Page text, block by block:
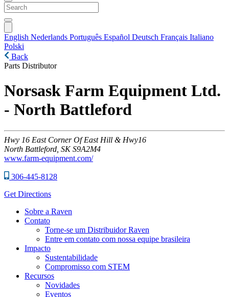
English Nederlands Português Español Deutsch Français Italiano
Polski
Back
Parts Distributor
Norsask Farm Equipment Ltd.
- North Battleford
Hwy 16 East Corner Of East Hill & Hwy16
North Battleford, SK S9A2M4
www.farm-equipment.com/
306-445-8128
Get Directions
Sobre a Raven
Contato
Torne-se um Distribuidor Raven
Entre em contato com nossa equipe brasileira
Impacto
Sustentabilidade
Compromisso com STEM
Recursos
Novidades
Eventos